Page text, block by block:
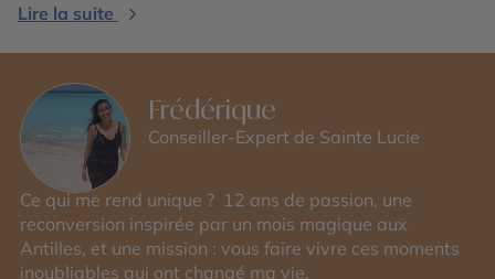
Lire la suite
Frédérique
Conseiller-Expert de Sainte Lucie
Ce qui me rend unique ? 12 ans de passion, une
reconversion inspirée par un mois magique aux
Antilles, et une mission : vous faire vivre ces moments
inoubliables qui ont changé ma vie.